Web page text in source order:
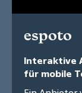
espoto
Interaktive
für mobile